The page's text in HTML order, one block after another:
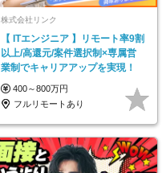
株式会社リンク
【 ITエンジニア 】リモート率9割
以上/高還元/案件選択制×専属営
業制でキャリアアップを実現！
400～800万円
フルリモートあり